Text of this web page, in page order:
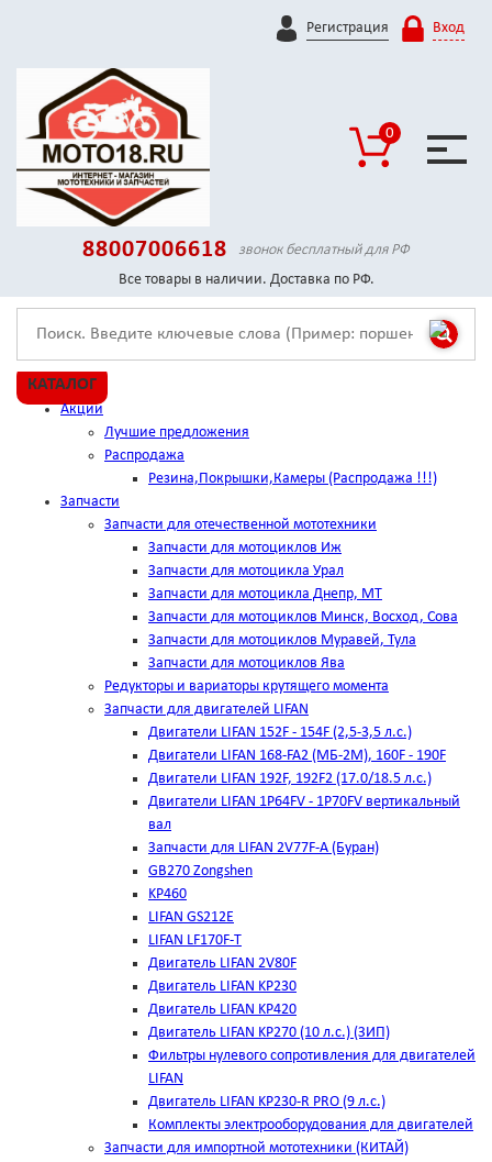
Регистрация Вход
0
88007006618
звонок бесплатный для РФ
Все товары в наличии. Доставка по РФ.
КАТАЛОГ
Акции
Лучшие предложения
Распродажа
Резина,Покрышки,Камеры (Распродажа !!!)
Запчасти
Запчасти для отечественной мототехники
Запчасти для мотоциклов Иж
Запчасти для мотоцикла Урал
Запчасти для мотоцикла Днепр, МТ
Запчасти для мотоциклов Минск, Восход, Сова
Запчасти для мотоциклов Муравей, Тула
Запчасти для мотоциклов Ява
Редукторы и вариаторы крутящего момента
Запчасти для двигателей LIFAN
Двигатели LIFAN 152F - 154F (2,5-3,5 л.с.)
Двигатели LIFAN 168-FA2 (МБ-2М), 160F - 190F
Двигатели LIFAN 192F, 192F2 (17.0/18.5 л.с.)
Двигатели LIFAN 1Р64FV - 1Р70FV вертикальный
вал
Запчасти для LIFAN 2V77F-A (Буран)
GB270 Zongshen
KP460
LIFAN GS212E
LIFAN LF170F-T
Двигатель LIFAN 2V80F
Двигатель LIFAN KP230
Двигатель LIFAN KP420
Двигатель LIFAN KP270 (10 л.с.) (ЗИП)
Фильтры нулевого сопротивления для двигателей
LIFAN
Двигатель LIFAN KP230-R PRO (9 л.с.)
Комплекты электрооборудования для двигателей
Запчасти для импортной мототехники (КИТАЙ)